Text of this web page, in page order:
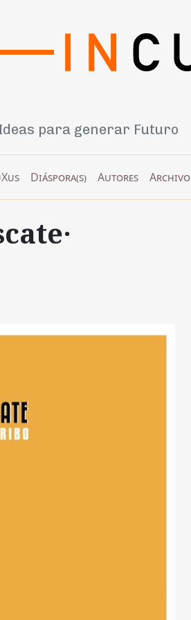
para generar Futuro
Diáspora(s) Autores Archivo